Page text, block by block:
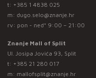
t: +385 1 4838 025
m: dugo.selo@znanje.hr
rv: pon - ned* 9:00 – 21:00
Znanje Mall of Split
Ul. Josipa Jovića 93, Split
t: +385 21 280 017
m: mallofsplit@znanje.hr